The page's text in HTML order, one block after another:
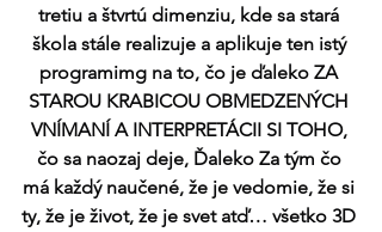
tretiu a štvrtú dimenziu, kde sa stará
škola stále realizuje a aplikuje ten istý
programimg na to, čo je ďaleko ZA
STAROU KRABICOU OBMEDZENÝCH
VNÍMANÍ A INTERPRETÁCII SI TOHO,
čo sa naozaj deje, Ďaleko Za tým čo
má každý naučené, že je vedomie, že si
ty, že je život, že je svet atď… všetko 3D